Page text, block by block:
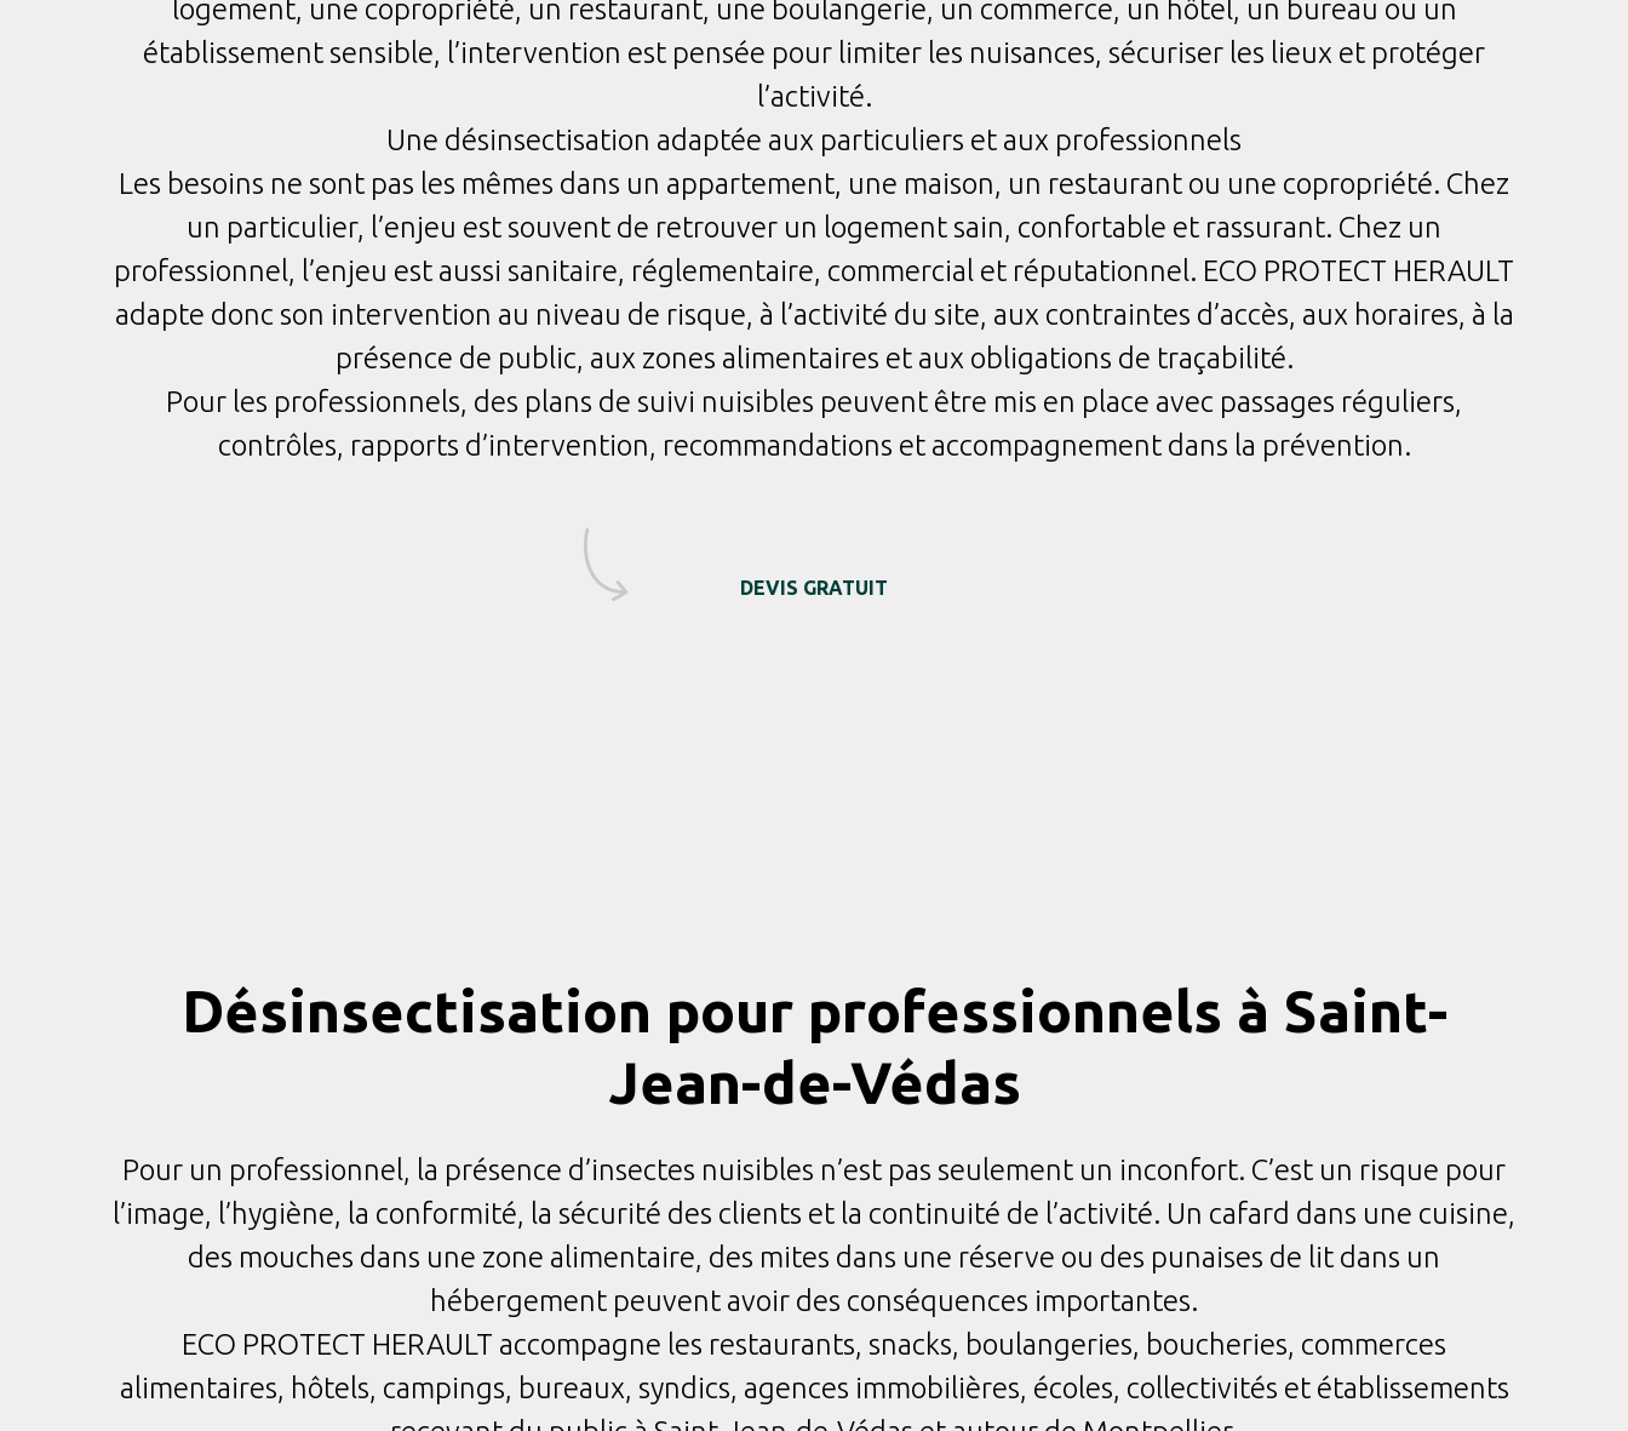
logement, une copropriété, un restaurant, une boulangerie, un commerce, un hôtel, un bureau ou un
établissement sensible, l’intervention est pensée pour limiter les nuisances, sécuriser les lieux et protéger
l’activité.
Une désinsectisation adaptée aux particuliers et aux professionnels
Les besoins ne sont pas les mêmes dans un appartement, une maison, un restaurant ou une copropriété. Chez
un particulier, l’enjeu est souvent de retrouver un logement sain, confortable et rassurant. Chez un
professionnel, l’enjeu est aussi sanitaire, réglementaire, commercial et réputationnel. ECO PROTECT HERAULT
adapte donc son intervention au niveau de risque, à l’activité du site, aux contraintes d’accès, aux horaires, à la
présence de public, aux zones alimentaires et aux obligations de traçabilité.
Pour les professionnels, des plans de suivi nuisibles peuvent être mis en place avec passages réguliers,
contrôles, rapports d’intervention, recommandations et accompagnement dans la prévention.
DEVIS GRATUIT
Désinsectisation pour professionnels à Saint-
Jean-de-Védas
Pour un professionnel, la présence d’insectes nuisibles n’est pas seulement un inconfort. C’est un risque pour
l’image, l’hygiène, la conformité, la sécurité des clients et la continuité de l’activité. Un cafard dans une cuisine,
des mouches dans une zone alimentaire, des mites dans une réserve ou des punaises de lit dans un
hébergement peuvent avoir des conséquences importantes.
ECO PROTECT HERAULT accompagne les restaurants, snacks, boulangeries, boucheries, commerces
alimentaires, hôtels, campings, bureaux, syndics, agences immobilières, écoles, collectivités et établissements